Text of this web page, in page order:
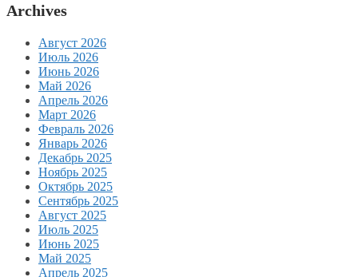
Archives
Август 2026
Июль 2026
Июнь 2026
Май 2026
Апрель 2026
Март 2026
Февраль 2026
Январь 2026
Декабрь 2025
Ноябрь 2025
Октябрь 2025
Сентябрь 2025
Август 2025
Июль 2025
Июнь 2025
Май 2025
Апрель 2025